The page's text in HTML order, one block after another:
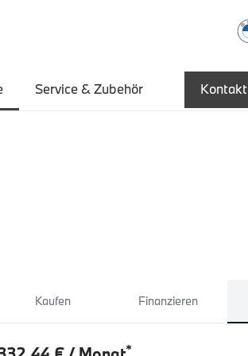
Service & Zubehör Kontakt
Kaufen Finanzieren
*